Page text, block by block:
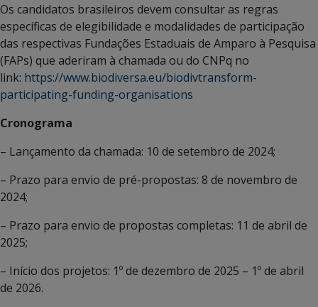
Os candidatos brasileiros devem consultar as regras
específicas de elegibilidade e modalidades de participação
das respectivas Fundações Estaduais de Amparo à Pesquisa
(FAPs) que aderiram à chamada ou do CNPq no
link: https://www.biodiversa.eu/biodivtransform-
participating-funding-organisations
Cronograma
– Lançamento da chamada: 10 de setembro de 2024;
– Prazo para envio de pré-propostas: 8 de novembro de
2024;
– Prazo para envio de propostas completas: 11 de abril de
2025;
– Início dos projetos: 1º de dezembro de 2025 – 1º de abril
de 2026.